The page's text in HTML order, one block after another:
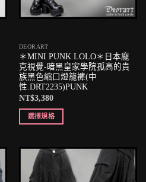
DEORART
＊MINI PUNK LOLO＊日本龐
克視覺-暗黑皇家學院孤高的貴
族黑色縮口燈籠褲(中
性.DRT2235)PUNK
NT$3,380
選擇規格